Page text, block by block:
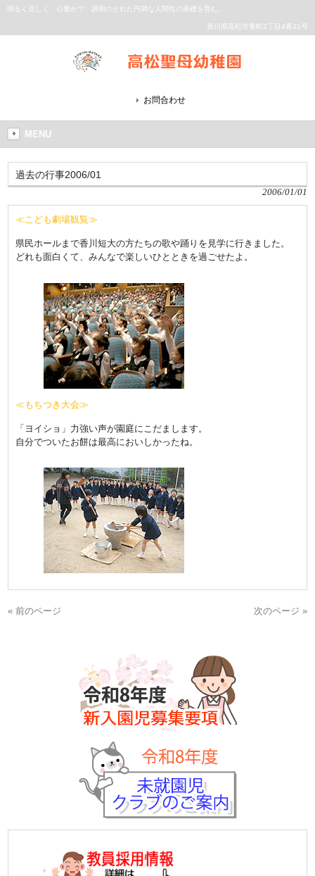
明るく逞しく、心豊かで、調和のとれた円満な人間性の基礎を育む。
香川県高松市番町2丁目4番31号
お問合わせ
MENU
過去の行事2006/01
2006/01/01
≪こども劇場観覧≫
県民ホールまで香川短大の方たちの歌や踊りを見学に行きました。
どれも面白くて、みんなで楽しいひとときを過ごせたよ。
≪もちつき大会≫
「ヨイショ」力強い声が園庭にこだまします。
自分でついたお餅は最高においしかったね。
« 前のページ 次のページ »